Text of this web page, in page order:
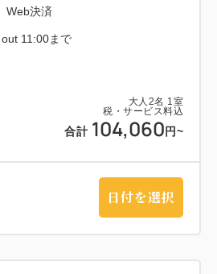
大人 2名 1 室
税・サービス料込
合計 104,060 円~
Web決済
11:00まで
日付を選択